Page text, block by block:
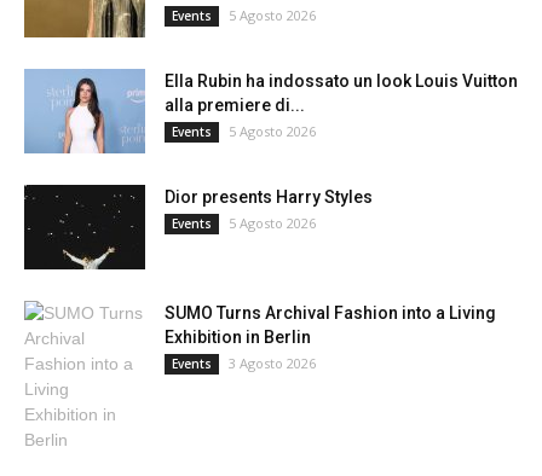
Events 5 Agosto 2026
Ella Rubin ha indossato un look Louis Vuitton
alla premiere di...
Events 5 Agosto 2026
Dior presents Harry Styles
Events 5 Agosto 2026
SUMO Turns Archival Fashion into a Living
Exhibition in Berlin
Events 3 Agosto 2026